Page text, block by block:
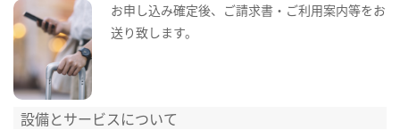
お申し込み確定後、ご請求書・ご利用案内等をお
送り致します。
設備とサービスについて